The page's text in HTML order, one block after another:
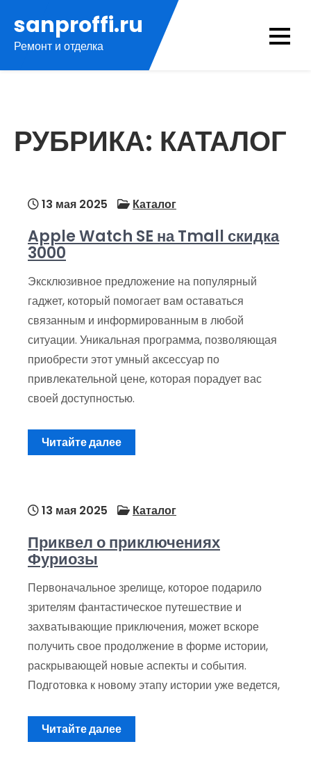
содержимому
sanproffi.ru
Ремонт и отделка
РУБРИКА: КАТАЛОГ
13 мая 2025 Каталог
Apple Watch SE на Tmall скидка
3000
Эксклюзивное предложение на популярный
гаджет, который помогает вам оставаться
связанным и информированным в любой
ситуации. Уникальная программа, позволяющая
приобрести этот умный аксессуар по
привлекательной цене, которая порадует вас
своей доступностью.
Читайте далее
13 мая 2025 Каталог
Приквел о приключениях
Фуриозы
Первоначальное зрелище, которое подарило
зрителям фантастическое путешествие и
захватывающие приключения, может вскоре
получить свое продолжение в форме истории,
раскрывающей новые аспекты и события.
Подготовка к новому этапу истории уже ведется,
Читайте далее